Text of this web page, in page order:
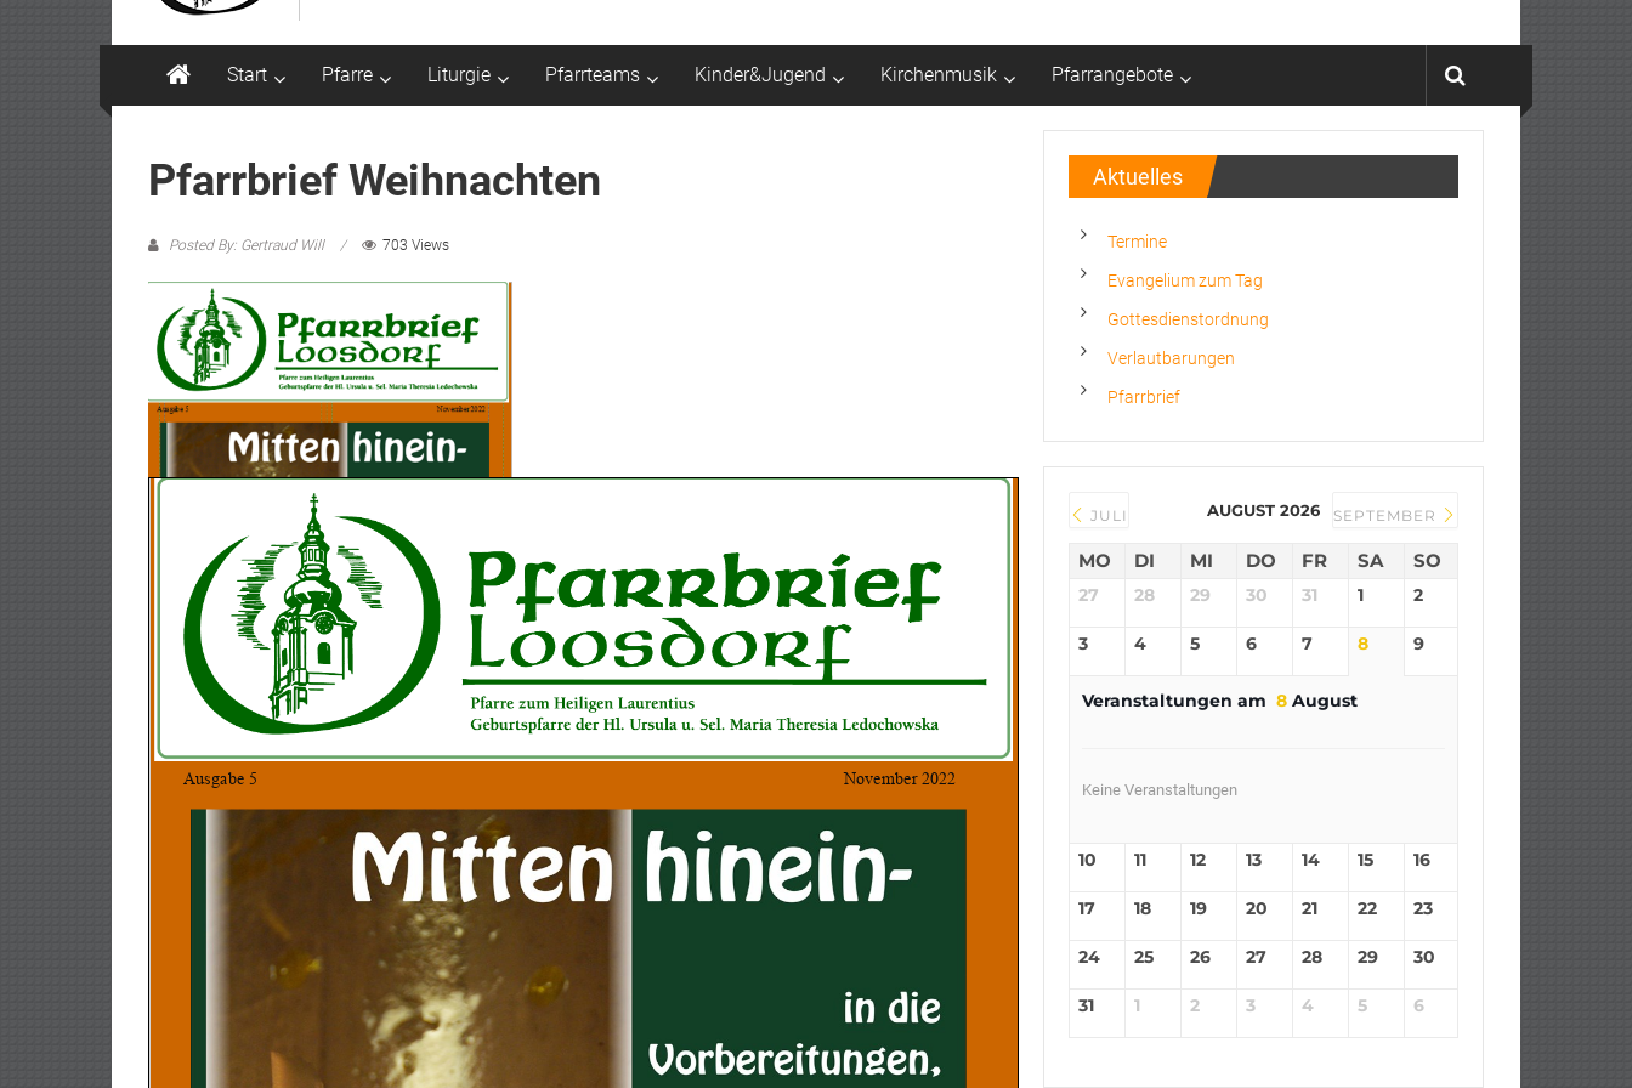
Start Pfarre Liturgie Pfarrteams Kinder&Jugend Kirchenmusik Pfarrangebote
Pfarrbrief Weihnachten
Posted By: Gertraud Will 703 Views
Aktuelles
Termine
Evangelium zum Tag
Gottesdienstordnung
Verlautbarungen
Pfarrbrief
JULI AUGUST 2026 SEPTEMBER
MO DI MI DO FR SA SO
27 28 29 30 31 1 2
3 4 5 6 7 8 9
Veranstaltungen am 8 August
Keine Veranstaltungen
10 11 12 13 14 15 16
17 18 19 20 21 22 23
24 25 26 27 28 29 30
31 1 2 3 4 5 6